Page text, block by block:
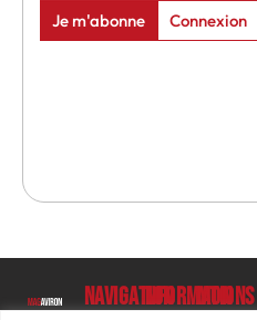
Je m'abonne Connexion
NavigationInformations
Mon